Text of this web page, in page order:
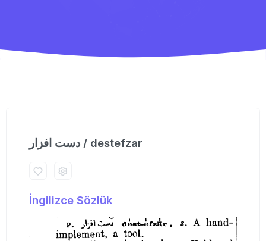
دست افزار / destefzar
İngilizce Sözlük